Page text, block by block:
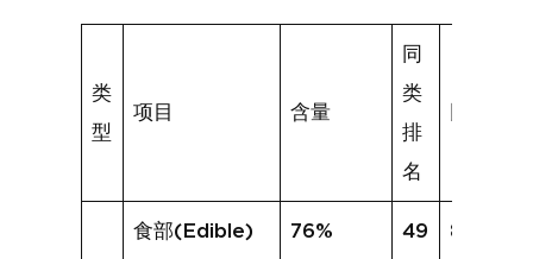
类
型
项目 含量
同
类
排
名
食部(Edible) 76% 49 85%